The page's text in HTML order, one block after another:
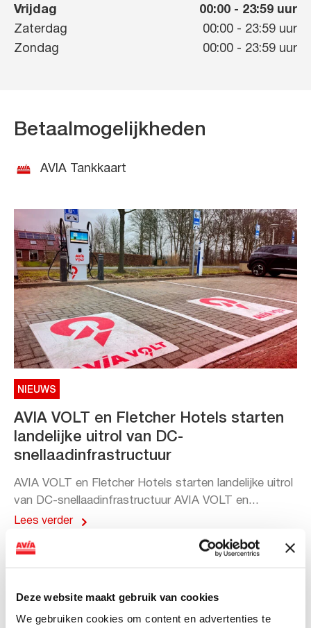
Deze website maakt gebruik van cookies
We gebruiken cookies om content en advertenties te
Vrijdag
00:00 - 23:59 uur
Zaterdag
00:00 - 23:59 uur
Zondag
00:00 - 23:59 uur
Betaalmogelijkheden
AVIA Tankkaart
NIEUWS
AVIA VOLT en Fletcher Hotels starten
landelijke uitrol van DC-
snellaadinfrastructuur
AVIA VOLT en Fletcher Hotels starten landelijke uitrol
van DC-snellaadinfrastructuur AVIA VOLT en...
Lees verder